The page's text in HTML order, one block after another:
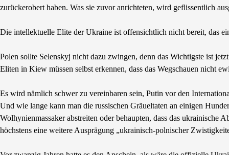
zurückerobert haben. Was sie zuvor anrichteten, wird geflissentlich
Die intellektuelle Elite der Ukraine ist offensichtlich nicht bereit, das
Polen sollte Selenskyj nicht dazu zwingen, denn das Wichtigste ist
Eliten in Kiew müssen selbst erkennen, dass das Wegschauen nicht
Es wird nämlich schwer zu vereinbaren sein, Putin vor den
Und wie lange kann man die russischen Gräueltaten an einigen
Wolhynienmassaker abstreiten oder behaupten, dass das
höchstens eine weitere Ausprägung „ukrainisch-polnischer